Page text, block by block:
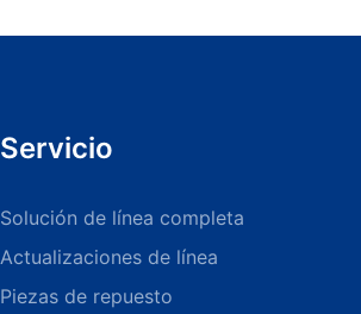
Servicio
Solución de línea completa
Actualizaciones de línea
Piezas de repuesto